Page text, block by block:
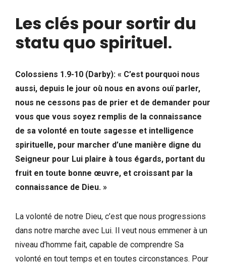
Les clés pour sortir du
statu quo spirituel.
Colossiens 1.9-10 (Darby): « C’est pourquoi nous
aussi, depuis le jour où nous en avons ouï parler,
nous ne cessons pas de prier et de demander pour
vous que vous soyez remplis de la connaissance
de sa volonté en toute sagesse et intelligence
spirituelle, pour marcher d’une manière digne du
Seigneur pour Lui plaire à tous égards, portant du
fruit en toute bonne œuvre, et croissant par la
connaissance de Dieu. »
La volonté de notre Dieu, c’est que nous progressions
dans notre marche avec Lui. Il veut nous emmener à un
niveau d’homme fait, capable de comprendre Sa
volonté en tout temps et en toutes circonstances. Pour